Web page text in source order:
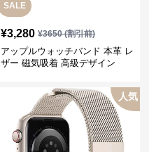
SALE
¥3,280 ¥3650(割引前)
アップルウォッチバンド 本革 レ
ザー 磁気吸着 高級デザイン
人気